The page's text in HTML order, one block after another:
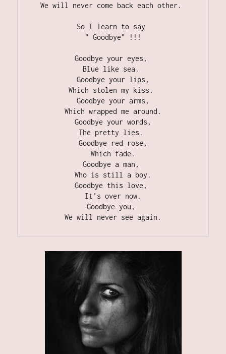
We will never come back each other.
So I learn to say
" Goodbye" !!!
Goodbye your eyes,
Blue like sea.
Goodbye your lips,
Which stolen my kiss.
Goodbye your arms,
Which wrapped me around.
Goodbye your words,
The pretty lies.
Goodbye red rose,
Which fade.
Goodbye a man,
Who is still a boy.
Goodbye this love,
It's over now.
Goodbye you,
We will never see again.